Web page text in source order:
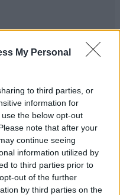
My Personal
to third parties, or
information for
the below opt-out
note that after your
continue seeing
information utilized by
to third parties prior to
out of the further
by third parties on the